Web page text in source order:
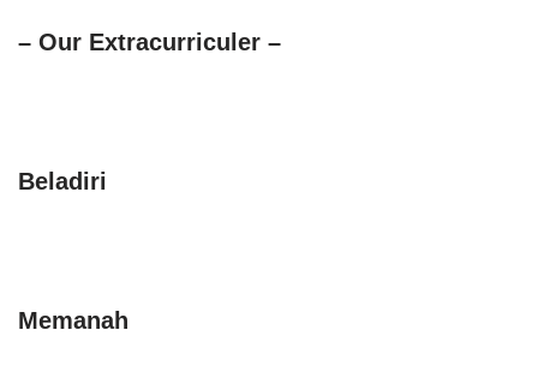
– Our Extracurriculer –
Beladiri
Memanah